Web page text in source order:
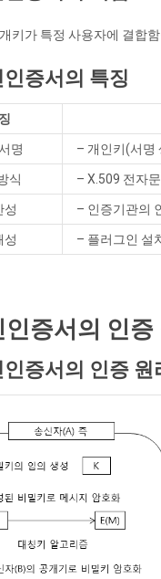
키가 특정 사용자에 결합
증서의 특징
명 – 개인키(서명
식 – X.509 전자
성 – 인증기관의
성 – 플러그인 설
증서의 인증
증서의 인증 원